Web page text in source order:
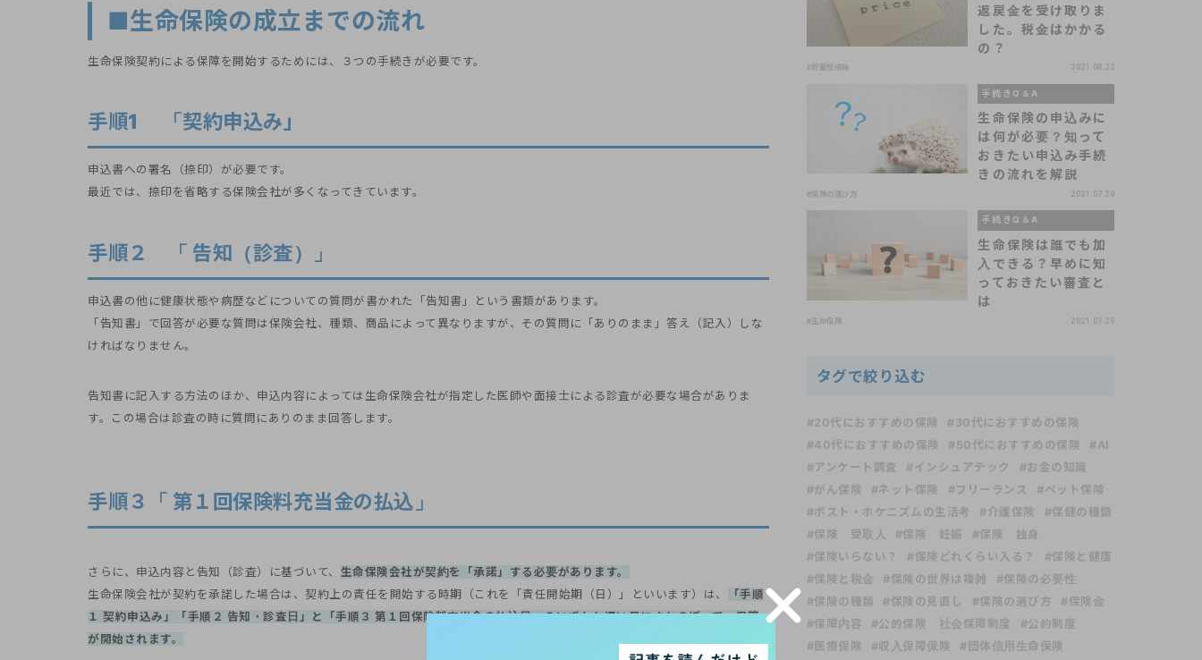
■生命保険の成立までの流れ
生命保険契約による保障を開始するためには、３つの手続きが必要です。
手順1 「契約申込み」
申込書への署名（捺印）が必要です。
最近では、捺印を省略する保険会社が多くなってきています。
手順２ 「 告知（診査）」
申込書の他に健康状態や病歴などについての質問が書かれた「告知書」という書類があります。
「告知書」で回答が必要な質問は保険会社、種類、商品によって異なりますが、その質問に「ありのまま」答え（記入）しな
ければなりません。
告知書に記入する方法のほか、申込内容によっては生命保険会社が指定した医師や面接士による診査が必要な場合がありま
す。この場合は診査の時に質問にありのまま回答します。
手順３「 第１回保険料充当金の払込」
さらに、申込内容と告知（診査）に基づいて、 生命保険会社が契約を「承諾」する必要があります。
生命保険会社が契約を承諾した場合は、契約上の責任を開始する時期（これを「責任開始期（日）」といいます）は、
「手順
１ 契約申込み」「手順２ 告知・診査日」と「手順３ 第１回保険料充当金の払込日」のいずれか遅い日にさかのぼって、保障
が開始されます。
返戻金を受け取りま
した。税金はかかる
の？
#貯蓄型保険 2021.08.22
手続きQ＆A
生命保険の申込みに
は何が必要？知って
おきたい申込み手続
きの流れを解説
#保険の選び方 2021.07.29
手続きQ＆A
生命保険は誰でも加
入できる？早めに知
っておきたい審査と
は
#生命保険 2021.07.29
タグで絞り込む
#20代におすすめの保険
#30代におすすめの保険
#40代におすすめの保険
#50代におすすめの保険
#AI
#アンケート調査
#インシュアテック
#お金の知識
#がん保険
#ネット保険 #フリーランス
#ペット保険
#ポスト・ホケニズムの生活考
#介護保険
#保健の種類
#保険 受取人
#保険 妊娠
#保険 独身
#保険いらない？
#保険どれくらい入る？
#保険と健康
#保険と税金
#保険の世界は複雑
#保険の必要性
#保険の種類
#保険の見直し #保険の選び方
#保険金
#保障内容
#公的保険 社会保障制度
#公的制度
#医療保険
#収入保障保険
#団体信用生命保険